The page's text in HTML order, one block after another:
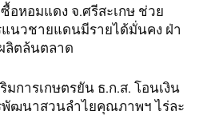
อหอมแดง จ.ศรีสะเกษ ช่วย
แนวชายแดนมีรายได้มั่นคง ฝ่า
ลิตล้นตลาด
มการเกษตรยัน ธ.ก.ส. โอนเงิน
พัฒนาสวนลำไยคุณภาพฯ ไร่ละ